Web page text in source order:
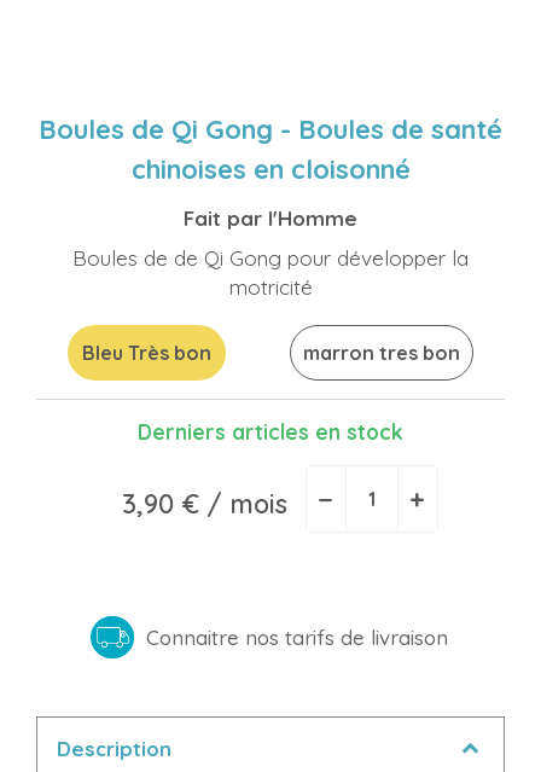
Boules de Qi Gong - Boules de santé
chinoises en cloisonné
Fait par l'Homme
Boules de de Qi Gong pour développer la
motricité
Bleu Très bon marron tres bon
Derniers articles en stock
3,90 €/ mois − +
Connaitre nos tarifs de livraison
Description